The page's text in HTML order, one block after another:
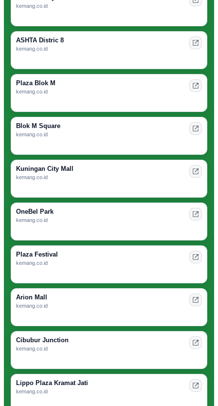
kemang.co.id
ASHTA Distric 8
kemang.co.id
Plaza Blok M
kemang.co.id
Blok M Square
kemang.co.id
Kuningan City Mall
kemang.co.id
OneBel Park
kemang.co.id
Plaza Festival
kemang.co.id
Arion Mall
kemang.co.id
Cibubur Junction
kemang.co.id
Lippo Plaza Kramat Jati
kemang.co.id